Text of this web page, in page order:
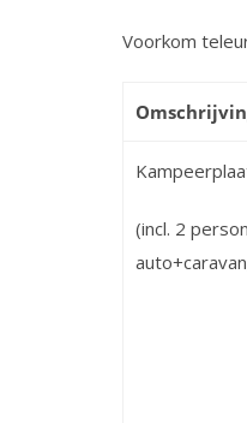
Voorkom
(incl. 2